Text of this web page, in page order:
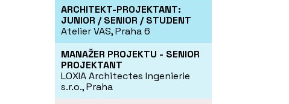
ARCHITEKT-PROJEKTANT:
JUNIOR / SENIOR / STUDENT
Atelier VAS, Praha 6
MANAŽER PROJEKTU - SENIOR
PROJEKTANT
LOXIA Architectes Ingenierie
s.r.o., Praha